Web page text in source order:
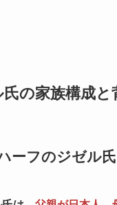
氏の家族構成と
ーフのジゼル